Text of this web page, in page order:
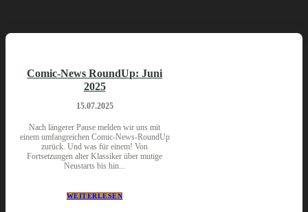
Comic-News RoundUp: Juni
2025
15.07.2025
Nach längerer Pause melden wir uns mit
einem umfangreichen Comic-News-RoundUp
zurück. Und was für einem! Von
Fortsetzungen alter Klassiker über mutige
Neustarts bis hin...
WEITERLESEN